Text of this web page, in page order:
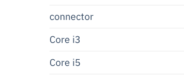
connector
Core i3
Core i5